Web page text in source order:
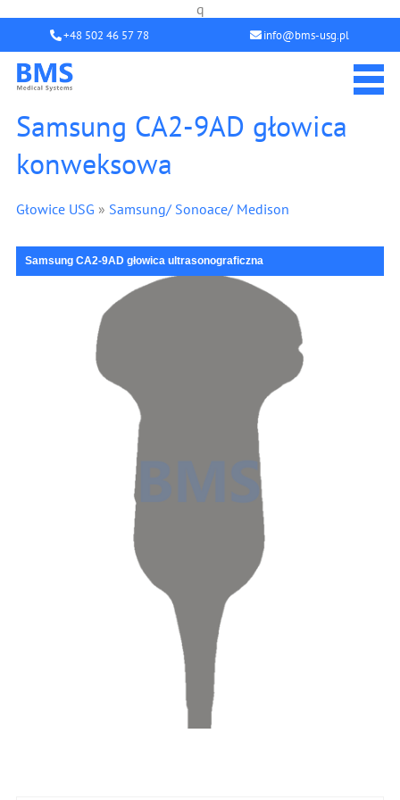
q
+48 502 46 57 78 info@bms-usg.pl
Samsung CA2-9AD głowica
konweksowa
Głowice USG » Samsung/ Sonoace/ Medison
Samsung CA2-9AD głowica ultrasonograficzna